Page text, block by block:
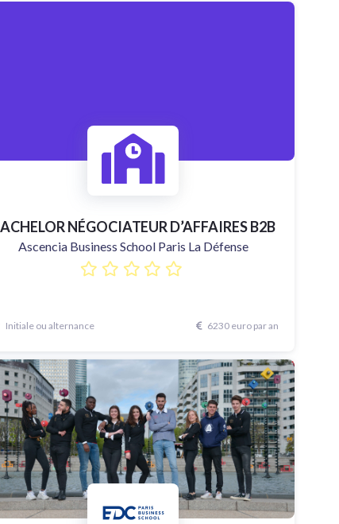
NÉGOCIATEUR D’AFFAIRES B2B
Ascencia Business School Paris La Défense
Initiale ou alternance 6230 euro par an